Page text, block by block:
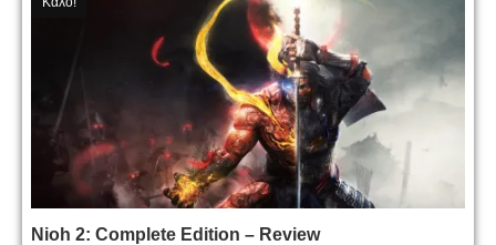
Nioh 2: Complete Edition – Review